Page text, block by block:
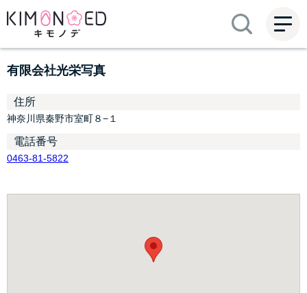
ME
NU
有限会社光栄写真
住所
神奈川県秦野市室町８−１
電話番号
0463-81-5822